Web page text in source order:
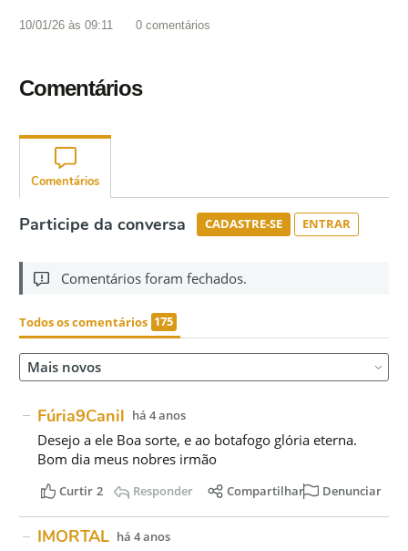
10/01/26 às 09:11 0 comentários
Comentários